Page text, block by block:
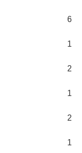
6
1
2
1
2
1